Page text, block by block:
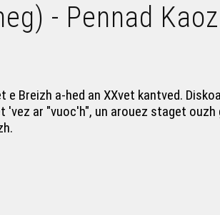
- Pennad Kaoz
Breizh a-hed an XXvet kantved.
ar "vuoc'h", un arouez staget